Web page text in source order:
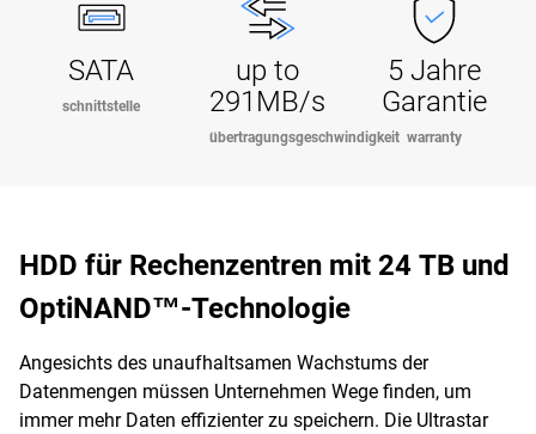
SATA
schnittstelle
up to
291MB/s
übertragungsgeschwindigkeit
5 Jahre
Garantie
warranty
HDD für Rechenzentren mit 24 TB und
OptiNAND™-Technologie
Angesichts des unaufhaltsamen Wachstums der
Datenmengen müssen Unternehmen Wege finden, um
immer mehr Daten effizienter zu speichern. Die Ultrastar